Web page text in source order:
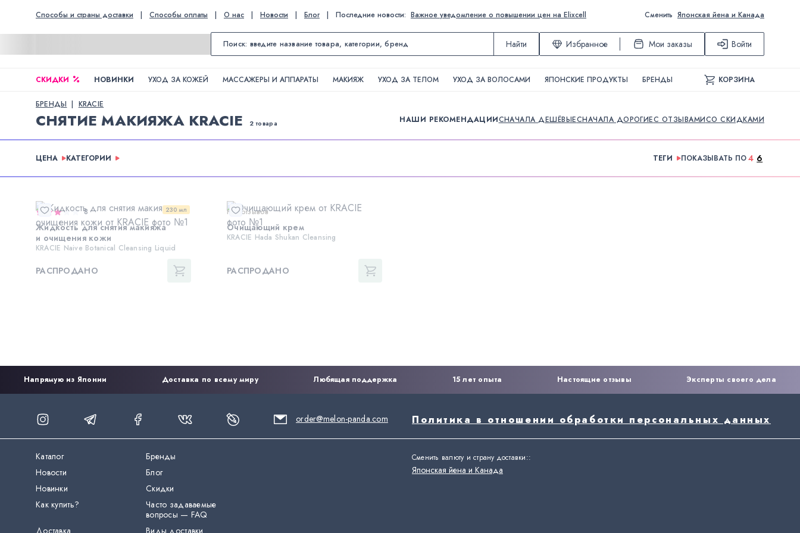
Способы и страны доставки | Способы оплаты | О нас | Новости | Блог | Последние новости: Важное уведомление о повышении цен на Elixcell Сменить Японская йена и Канада
Найти Избранное Мои заказы Войти
СКИДКИ НОВИНКИ УХОД ЗА КОЖЕЙ МАССАЖЕРЫ И АППАРАТЫ МАКИЯЖ УХОД ЗА ТЕЛОМ УХОД ЗА ВОЛОСАМИ ЯПОНСКИЕ ПРОДУКТЫ БРЕНДЫ КОРЗИНА
БРЕНДЫ KRACIE
СНЯТИЕ МАКИЯЖА KRACIE 2 товара НАШИ РЕКОМЕНДАЦИИСНАЧАЛА ДЕШЁВЫЕСНАЧАЛА ДОРОГИЕС ОТЗЫВАМИСО СКИДКАМИ
ЦЕНА КАТЕГОРИИ ТЕГИ ПОКАЗЫВАТЬ ПО4 6
230 мл
8
Жидкость для снятия макияжа
и очищения кожи
KRACIE Naive Botanical Cleansing Liquid
РАСПРОДАНО
Нет отзывов
Очищающий крем
KRACIE Hada Shukan Cleansing
РАСПРОДАНО
Напрямую из Японии Доставка по всему миру Любящая поддержка 15 лет опыта Настоящие отзывы Эксперты своего дела
order@melon-panda.com Политика в отношении обработки персональных данных
Каталог
Бренды
Новости
Блог
Новинки
Скидки
Как купить?
Часто задаваемые
вопросы — FAQ
Доставка
Виды доставки
Сменить валюту и страну доставки::
Японская йена и Канада